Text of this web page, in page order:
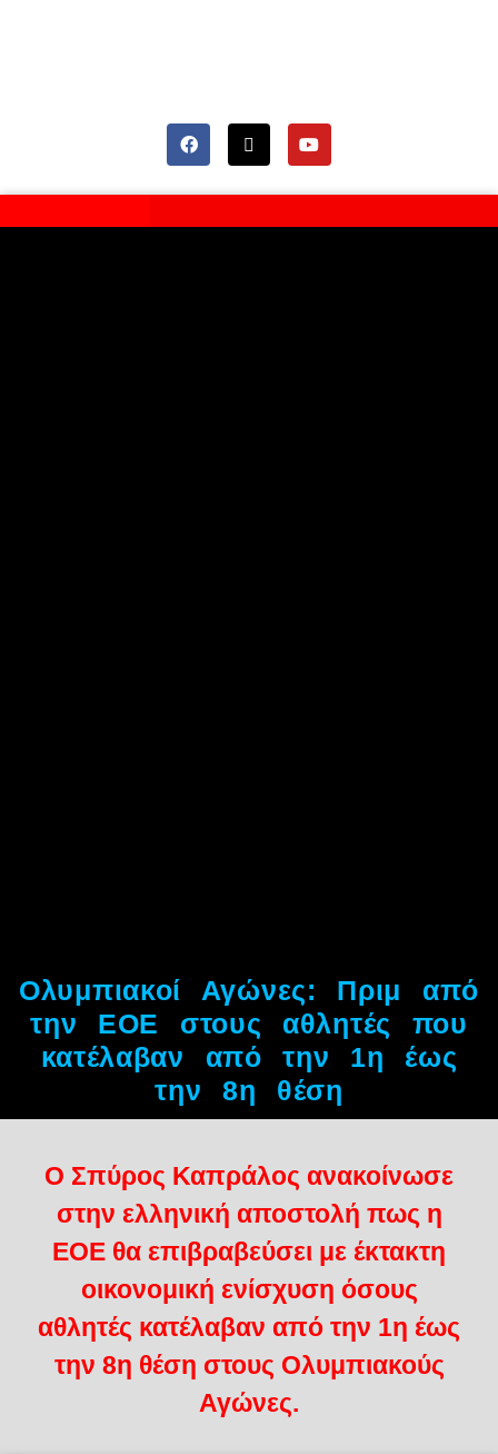
Ολυμπιακοί Αγώνες: Πριμ από
την ΕΟΕ στους αθλητές που
κατέλαβαν από την 1η έως
την 8η θέση
Ο Σπύρος Καπράλος ανακοίνωσε
στην ελληνική αποστολή πως η
ΕΟΕ θα επιβραβεύσει με έκτακτη
οικονομική ενίσχυση όσους
αθλητές κατέλαβαν από την 1η έως
την 8η θέση στους Ολυμπιακούς
Αγώνες.